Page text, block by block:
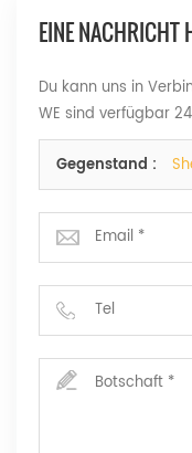
EINE NACHRICHT
Du kann uns in
WE sind verfügbar
Gegenstand :